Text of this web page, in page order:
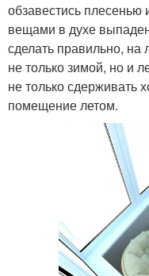
обзавестись
вещами в духе
сделать правильно, на
не только зимой, но и
не только сдерживать
помещение летом.